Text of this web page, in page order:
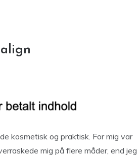
kosmetisk og praktisk. For mig var
mig på flere måder, end jeg